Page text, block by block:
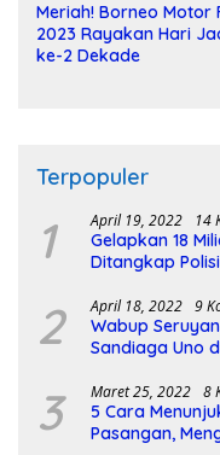
Meriah! Borneo Motor
2023 Rayakan Hari
ke-2 Dekade
Terpopuler
1 April 19, 2022 14
Gelapkan 18
Ditangkap Polisi
2 April 18, 2022 9
Wabup
Sandiaga Uno
3 Maret 25, 2022 8
5 Cara
Pasangan,